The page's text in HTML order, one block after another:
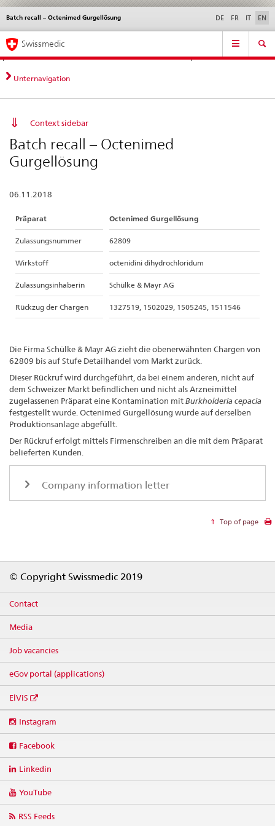
Direct
navigation:
news,
legal
contact
News &
standards
Contact | Support &
Help
Batch recall – Octenimed Gurgellösung
Languages DE FR IT EN
Service
Main
Navigation
Swissmedic
Unternavigation
Context sidebar
Batch recall – Octenimed
Gurgellösung
06.11.2018
Präparat Octenimed Gurgellösung
Zulassungsnummer 62809
Wirkstoff octenidini dihydrochloridum
Zulassungsinhaberin Schülke & Mayr AG
Rückzug der Chargen 1327519, 1502029, 1505245, 1511546
Die Firma Schülke & Mayr AG zieht die obenerwähnten Chargen von
62809 bis auf Stufe Detailhandel vom Markt zurück.
Dieser Rückruf wird durchgeführt, da bei einem anderen, nicht auf
dem Schweizer Markt befindlichen und nicht als Arzneimittel
zugelassenen Präparat eine Kontamination mitBurkholderia cepacia
festgestellt wurde. Octenimed Gurgellösung wurde auf derselben
Produktionsanlage abgefüllt.
Der Rückruf erfolgt mittels Firmenschreiben an die mit dem Präparat
belieferten Kunden.
Company information letter
Top of page
© Copyright Swissmedic 2019
Contact
Media
Job vacancies
eGov portal (applications)
ElViS
media
Instagram
Facebook
Linkedin
YouTube
RSS Feeds